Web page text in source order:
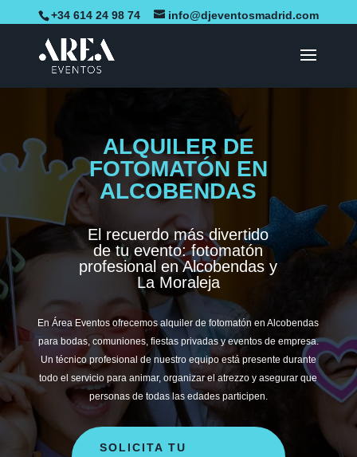
+34 614 24 98 74 info@djeventosmadrid.com
ALQUILER DE
FOTOMATÓN EN
ALCOBENDAS
El recuerdo más divertido
de tu evento: fotomatón
profesional en Alcobendas y
La Moraleja
En Área Eventos ofrecemos alquiler de fotomatón en Alcobendas
para bodas, comuniones, fiestas privadas y eventos de empresa.
Un técnico profesional de nuestro equipo está presente durante
todo el servicio para animar, organizar el atrezzo y asegurar que
personas de todas las edades participen.
SOLICITA TU